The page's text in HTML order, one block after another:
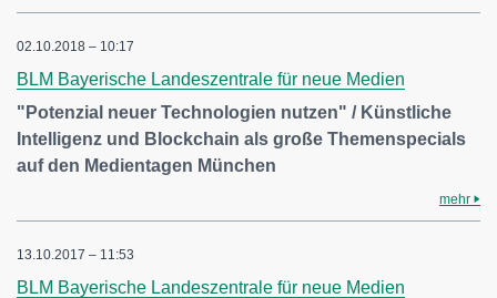
02.10.2018 – 10:17
BLM Bayerische Landeszentrale für neue Medien
"Potenzial neuer Technologien nutzen" / Künstliche
Intelligenz und Blockchain als große Themenspecials
auf den Medientagen München
mehr
13.10.2017 – 11:53
BLM Bayerische Landeszentrale für neue Medien